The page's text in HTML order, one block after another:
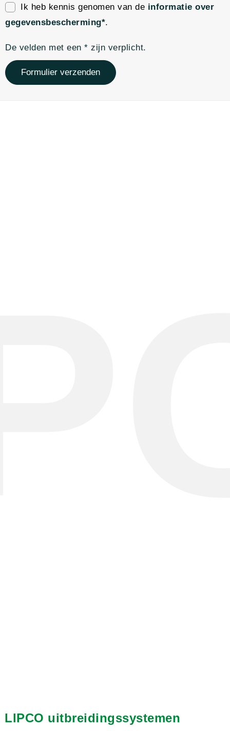
Ik heb kennis genomen van de informatie over
gegevensbescherming*.
De velden met een * zijn verplicht.
Formulier verzenden
LIPCO uitbreidingssystemen